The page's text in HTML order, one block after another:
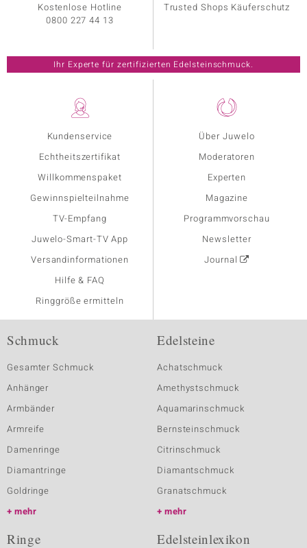
Kundenservice
Echtheitszertifikat
Willkommenspaket
Gewinnspielteilnahme
TV-Empfang
Juwelo-Smart-TV App
Versandinformationen
Hilfe & FAQ
Ringgröße ermitteln
Über Juwelo
Moderatoren
Experten
Magazine
Programmvorschau
Newsletter
Journal
Kostenlose Hotline
0800 227 44 13
Trusted Shops Käuferschutz
Ihr Experte für zertifizierten Edelsteinschmuck.
Schmuck
Gesamter Schmuck
Anhänger
Armbänder
Armreife
Damenringe
Diamantringe
Goldringe
mehr
Edelsteine
Achatschmuck
Amethystschmuck
Aquamarinschmuck
Bernsteinschmuck
Citrinschmuck
Diamantschmuck
Granatschmuck
mehr
Ringe Edelsteinlexikon